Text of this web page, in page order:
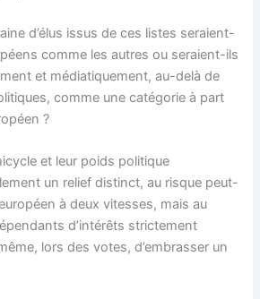
d’élus issus de ces listes seraient-
comme les autres ou seraient-ils
et médiatiquement, au-delà de
comme une catégorie à part
?
et leur poids politique
un relief distinct, au risque peut-
à deux vitesses, mais au
d’intérêts strictement
lors des votes, d’embrasser un